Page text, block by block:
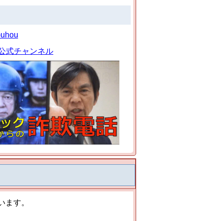
式チャンネル
す。